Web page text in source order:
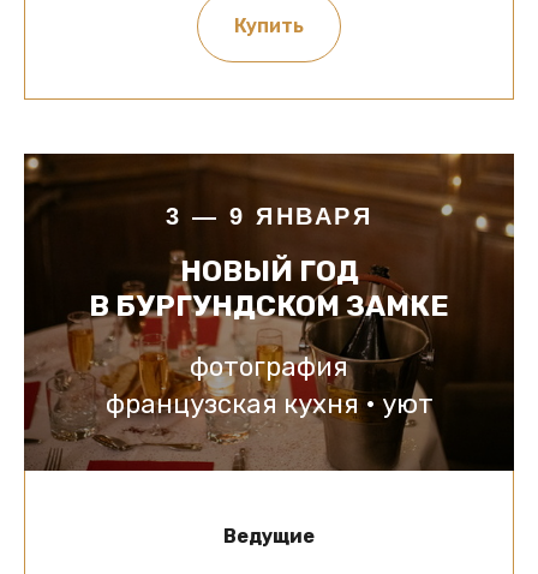
Купить
3 — 9 ЯНВАРЯ
НОВЫЙ ГОД
В БУРГУНДСКОМ ЗАМКЕ
фотография
французская кухня • уют
Ведущие